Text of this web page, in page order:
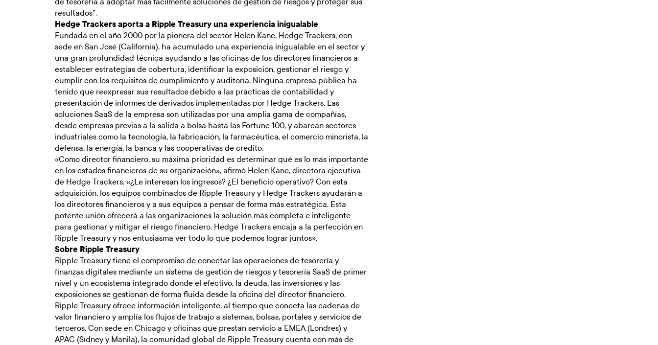
resultados”.
Hedge Trackers aporta a Ripple Treasury una experiencia inigualable
Fundada en el año 2000 por la pionera del sector Helen Kane, Hedge Trackers, con
sede en San José (California), ha acumulado una experiencia inigualable en el sector y
una gran profundidad técnica ayudando a las oficinas de los directores financieros a
establecer estrategias de cobertura, identificar la exposición, gestionar el riesgo y
cumplir con los requisitos de cumplimiento y auditoría. Ninguna empresa pública ha
tenido que reexpresar sus resultados debido a las prácticas de contabilidad y
presentación de informes de derivados implementadas por Hedge Trackers. Las
soluciones SaaS de la empresa son utilizadas por una amplia gama de compañías,
desde empresas previas a la salida a bolsa hasta las Fortune 100, y abarcan sectores
industriales como la tecnología, la fabricación, la farmacéutica, el comercio minorista, la
defensa, la energía, la banca y las cooperativas de crédito.
«Como director financiero, su máxima prioridad es determinar qué es lo más importante
en los estados financieros de su organización», afirmó Helen Kane, directora ejecutiva
de Hedge Trackers. «¿Le interesan los ingresos? ¿El beneficio operativo? Con esta
adquisición, los equipos combinados de Ripple Treasury y Hedge Trackers ayudarán a
los directores financieros y a sus equipos a pensar de forma más estratégica. Esta
potente unión ofrecerá a las organizaciones la solución más completa e inteligente
para gestionar y mitigar el riesgo financiero. Hedge Trackers encaja a la perfección en
Ripple Treasury y nos entusiasma ver todo lo que podemos lograr juntos».
Sobre Ripple Treasury
Ripple Treasury tiene el compromiso de conectar las operaciones de tesorería y
finanzas digitales mediante un sistema de gestión de riesgos y tesorería SaaS de primer
nivel y un ecosistema integrado donde el efectivo, la deuda, las inversiones y las
exposiciones se gestionan de forma fluida desde la oficina del director financiero.
Ripple Treasury ofrece información inteligente, al tiempo que conecta las cadenas de
valor financiero y amplía los flujos de trabajo a sistemas, bolsas, portales y servicios de
terceros. Con sede en Chicago y oficinas que prestan servicio a EMEA (Londres) y
APAC (Sídney y Manila), la comunidad global de Ripple Treasury cuenta con más de